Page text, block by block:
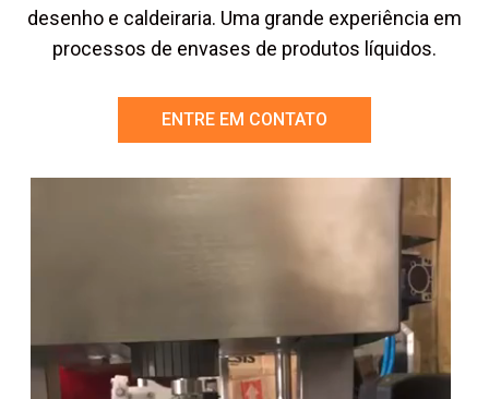
desenho e caldeiraria. Uma grande experiência em
processos de envases de produtos líquidos.
ENTRE EM CONTATO